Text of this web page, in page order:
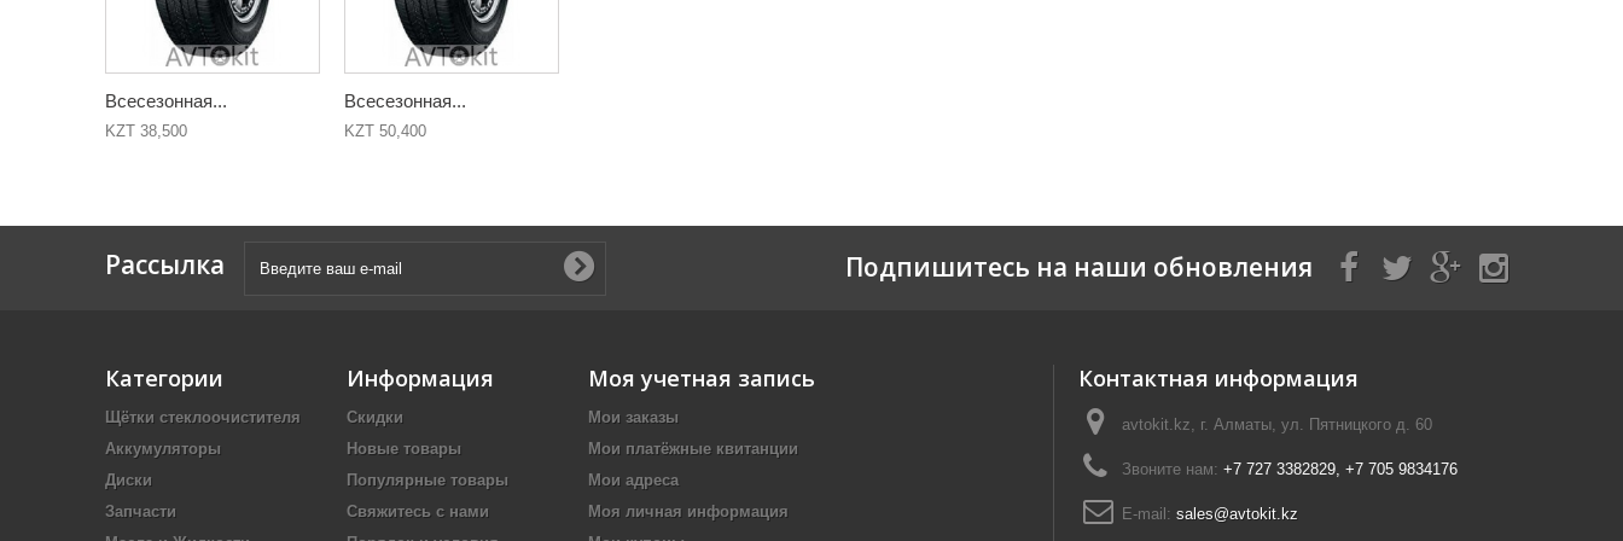
Всесезонная...
KZT 38,500
Всесезонная...
KZT 50,400
Рассылка Подпишитесь на наши обновления
Категории
Щётки стеклоочистителя
Аккумуляторы
Диски
Запчасти
Информация
Скидки
Новые товары
Популярные товары
Свяжитесь с нами
Моя учетная запись
Мои заказы
Мои платёжные квитанции
Мои адреса
Моя личная информация
Контактная информация
avtokit.kz, г. Алматы, ул. Пятницкого д. 60
Звоните нам: +7 727 3382829, +7 705 9834176
E-mail: sales@avtokit.kz